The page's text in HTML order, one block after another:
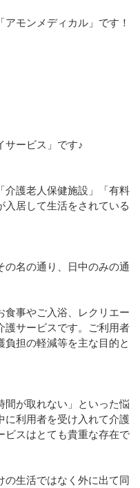
モンメディカル」です！
サービス」です♪
介護老人保健施設」「有料
入居して生活をされている
の名の通り、日中のみの通
食事やご入浴、レクリエー
護サービスです。ご利用者
担の軽減等を主な目的と
間が取れない」といった悩
に利用者を受け入れて介護
ビスはとても貴重な存在で
の生活ではなく外に出て同